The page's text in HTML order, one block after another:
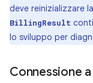
deve reinizializzare
BillingResult
lo sviluppo per
Connessione